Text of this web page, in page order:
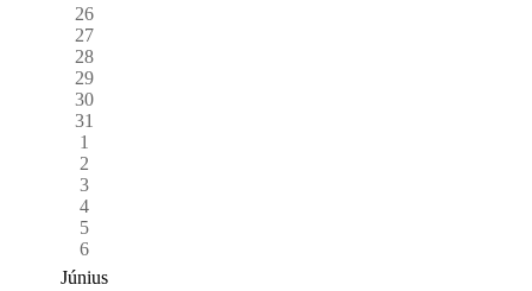
26
27
28
29
30
31
1
2
3
4
5
6
Június